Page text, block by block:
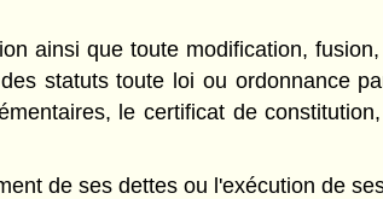
ainsi que toute modification,
statuts toute loi ou ordonnance
le certificat de
de ses dettes ou l'exécution de